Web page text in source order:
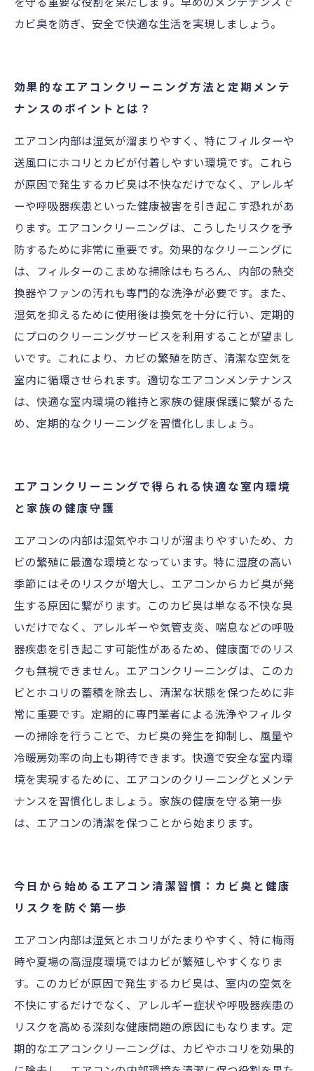
カビ臭を防ぎ、安全で快適な生活を実現しましょう。
効果的なエアコンクリーニング方法と定期メンテ
ナンスのポイントとは？
エアコン内部は湿気が溜まりやすく、特にフィルターや
送風口にホコリとカビが付着しやすい環境です。これら
が原因で発生するカビ臭は不快なだけでなく、アレルギ
ーや呼吸器疾患といった健康被害を引き起こす恐れがあ
ります。エアコンクリーニングは、こうしたリスクを予
防するために非常に重要です。効果的なクリーニングに
は、フィルターのこまめな掃除はもちろん、内部の熱交
換器やファンの汚れも専門的な洗浄が必要です。また、
湿気を抑えるために使用後は換気を十分に行い、定期的
にプロのクリーニングサービスを利用することが望まし
いです。これにより、カビの繁殖を防ぎ、清潔な空気を
室内に循環させられます。適切なエアコンメンテナンス
は、快適な室内環境の維持と家族の健康保護に繋がるた
め、定期的なクリーニングを習慣化しましょう。
エアコンクリーニングで得られる快適な室内環境
と家族の健康守護
エアコンの内部は湿気やホコリが溜まりやすいため、カ
ビの繁殖に最適な環境となっています。特に湿度の高い
季節にはそのリスクが増大し、エアコンからカビ臭が発
生する原因に繋がります。このカビ臭は単なる不快な臭
いだけでなく、アレルギーや気管支炎、喘息などの呼吸
器疾患を引き起こす可能性があるため、健康面でのリス
クも無視できません。エアコンクリーニングは、このカ
ビとホコリの蓄積を除去し、清潔な状態を保つために非
常に重要です。定期的に専門業者による洗浄やフィルタ
ーの掃除を行うことで、カビ臭の発生を抑制し、風量や
冷暖房効率の向上も期待できます。快適で安全な室内環
境を実現するために、エアコンのクリーニングとメンテ
ナンスを習慣化しましょう。家族の健康を守る第一歩
は、エアコンの清潔を保つことから始まります。
今日から始めるエアコン清潔習慣：カビ臭と健康
リスクを防ぐ第一歩
エアコン内部は湿気とホコリがたまりやすく、特に梅雨
時や夏場の高湿度環境ではカビが繁殖しやすくなりま
す。このカビが原因で発生するカビ臭は、室内の空気を
不快にするだけでなく、アレルギー症状や呼吸器疾患の
リスクを高める深刻な健康問題の原因にもなります。定
期的なエアコンクリーニングは、カビやホコリを効果的